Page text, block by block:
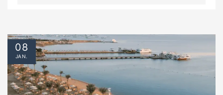
08
JAN.